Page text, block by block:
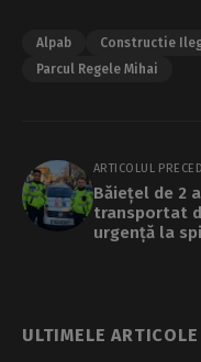
Alpab Constructie
Parcul Regele Mihai
ARTICOLUL
Băiețel de 2
transportat
urgență la
ULTIMELE ARTICOLE